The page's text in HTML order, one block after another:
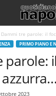
Dammi tre parole: il
PRIMO PIANO E
parole:
2023